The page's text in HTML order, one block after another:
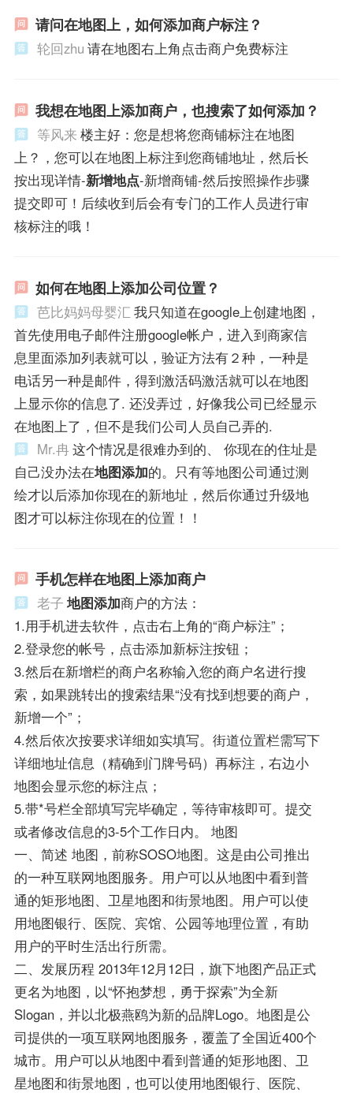
请问在地图上，如何添加商户标注？
轮回zhu 请在地图右上角点击商户免费标注
我想在地图上添加商户，也搜索了如何添加？
等风来 楼主好：您是想将您商铺标注在地图
上？，您可以在地图上标注到您商铺地址，然后长
按出现详情-新增地点-新增商铺-然后按照操作步骤
提交即可！后续收到后会有专门的工作人员进行审
核标注的哦！
如何在地图上添加公司位置？
芭比妈妈母婴汇 我只知道在google上创建地图，
首先使用电子邮件注册google帐户，进入到商家信
息里面添加列表就可以，验证方法有２种，一种是
电话另一种是邮件，得到激活码激活就可以在地图
上显示你的信息了. 还没弄过，好像我公司已经显示
在地图上了，但不是我们公司人员自己弄的.
Mr.冉这个情况是很难办到的、 你现在的住址是
自己没办法在地图添加的。只有等地图公司通过测
绘才以后添加你现在的新地址，然后你通过升级地
图才可以标注你现在的位置！！
手机怎样在地图上添加商户
老子 地图添加商户的方法：
1.用手机进去软件，点击右上角的“商户标注”；
2.登录您的帐号，点击添加新标注按钮；
3.然后在新增栏的商户名称输入您的商户名进行搜
索，如果跳转出的搜索结果“没有找到想要的商户，
新增一个”；
4.然后依次按要求详细如实填写。街道位置栏需写下
详细地址信息（精确到门牌号码）再标注，右边小
地图会显示您的标注点；
5.带*号栏全部填写完毕确定，等待审核即可。提交
或者修改信息的3-5个工作日内。 地图
一、简述 地图，前称SOSO地图。这是由公司推出
的一种互联网地图服务。用户可以从地图中看到普
通的矩形地图、卫星地图和街景地图。用户可以使
用地图银行、医院、宾馆、公园等地理位置，有助
用户的平时生活出行所需。
二、发展历程 2013年12月12日，旗下地图产品正式
更名为地图，以“怀抱梦想，勇于探索”为全新
Slogan，并以北极燕鸥为新的品牌Logo。地图是公
司提供的一项互联网地图服务，覆盖了全国近400个
城市。用户可以从地图中看到普通的矩形地图、卫
星地图和街景地图，也可以使用地图银行、医院、